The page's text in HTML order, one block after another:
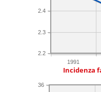
1991
2.2
2.3
2.4
Incidenza
36